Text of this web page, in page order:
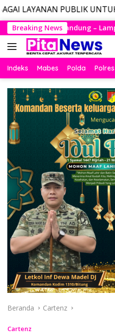
UNTUK
Langsung
ke
konten
Breaking News
Resmi Mengudara, Husein
Indeks Mabes Polda Polres
Beranda Cartenz
Cartenz